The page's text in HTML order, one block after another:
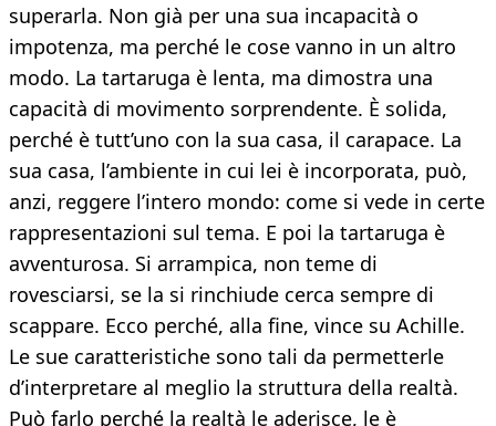
superarla. Non già per una sua incapacità o
impotenza, ma perché le cose vanno in un altro
modo. La tartaruga è lenta, ma dimostra una
capacità di movimento sorprendente. È solida,
perché è tutt’uno con la sua casa, il carapace. La
sua casa, l’ambiente in cui lei è incorporata, può,
anzi, reggere l’intero mondo: come si vede in certe
rappresentazioni sul tema. E poi la tartaruga è
avventurosa. Si arrampica, non teme di
rovesciarsi, se la si rinchiude cerca sempre di
scappare. Ecco perché, alla fine, vince su Achille.
Le sue caratteristiche sono tali da permetterle
d’interpretare al meglio la struttura della realtà.
Può farlo perché la realtà le aderisce, le è